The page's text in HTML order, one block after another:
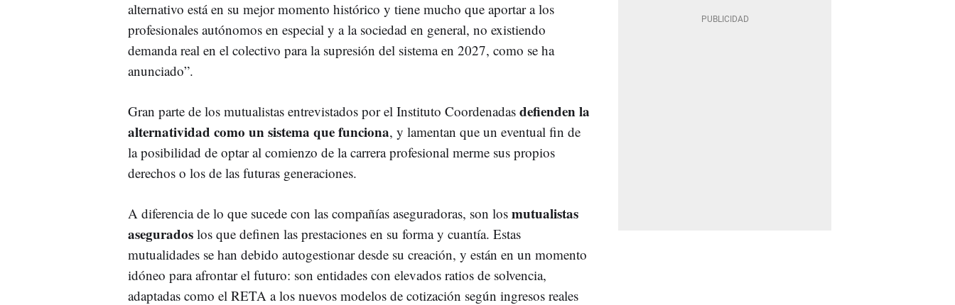
alternativo está en su mejor momento histórico y tiene mucho que aportar a los
profesionales autónomos en especial y a la sociedad en general, no existiendo
demanda real en el colectivo para la supresión del sistema en 2027, como se ha
anunciado”.
Gran parte de los mutualistas entrevistados por el Instituto Coordenadas defienden la
alternatividad como un sistema que funciona, y lamentan que un eventual fin de
la posibilidad de optar al comienzo de la carrera profesional merme sus propios
derechos o los de las futuras generaciones.
A diferencia de lo que sucede con las compañías aseguradoras, son los mutualistas
asegurados los que definen las prestaciones en su forma y cuantía. Estas
mutualidades se han debido autogestionar desde su creación, y están en un momento
idóneo para afrontar el futuro: son entidades con elevados ratios de solvencia,
adaptadas como el RETA a los nuevos modelos de cotización según ingresos reales